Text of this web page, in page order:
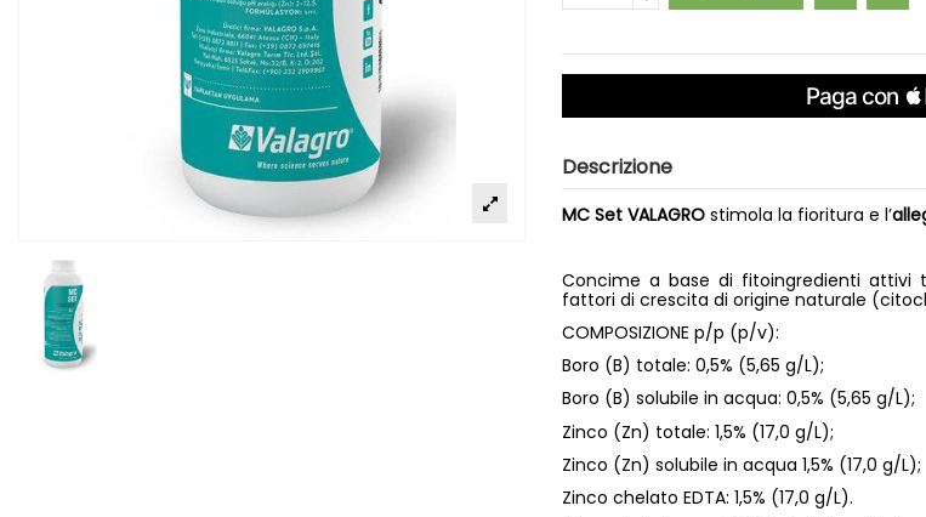
Descrizione
MC Set VALAGROstimola la fioritura e l’
Concime a base di fitoingredienti attivi
fattori di crescita di origine naturale
COMPOSIZIONE p/p (p/v):
Boro (B) totale: 0,5% (5,65 g/L);
Boro (B) solubile in acqua: 0,5% (5,65 g/L);
Zinco (Zn) totale: 1,5% (17,0 g/L);
Zinco (Zn) solubile in acqua 1,5% (17,0 g/L);
Zinco chelato EDTA: 1,5% (17,0 g/L).